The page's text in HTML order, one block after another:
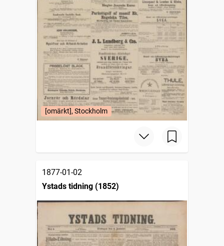
[omärkt], Stockholm
1877-01-02
Ystads tidning (1852)